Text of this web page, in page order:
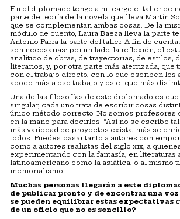
En el diplomado tengo a mi cargo el taller de
parte de teoría de la novela que lleva Martín
que se complementan ambas cosas. De la
módulo de cuento, Laura Baeza lleva la parte
Antonio Parra la parte del taller. A fin de
son necesarias: por un lado, la reflexión, el
analítico de obras, de trayectorias, de estilos,
literarios; y, por otra parte más aterrizada, que
con el trabajo directo, con lo que escriben los
aboco más a ese trabajo y es el que más
Una de las filosofías de este diplomado es que
singular, cada uno trata de escribir cosas
único método correcto. No somos profesores
en la mano para decirles: “Así no se escribe
más variedad de proyectos exista, más se
todos. Puedes pasar tanto a autores
como a autores realistas del siglo xix, a
experimentando con la fantasía, en literaturas
latinoamericano como la asiática, o al mismo
memorialismo.
Muchas personas llegarán a este
de publicar pronto y de encontrar una voz
se pueden equilibrar estas expectativas
de un oficio que no es sencillo?